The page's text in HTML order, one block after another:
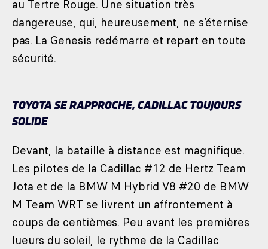
au Tertre Rouge. Une situation très
dangereuse, qui, heureusement, ne s’éternise
pas. La Genesis redémarre et repart en toute
sécurité.
TOYOTA SE RAPPROCHE, CADILLAC TOUJOURS
SOLIDE
Devant, la bataille à distance est magnifique.
Les pilotes de la Cadillac #12 de Hertz Team
Jota et de la BMW M Hybrid V8 #20 de BMW
M Team WRT se livrent un affrontement à
coups de centièmes. Peu avant les premières
lueurs du soleil, le rythme de la Cadillac